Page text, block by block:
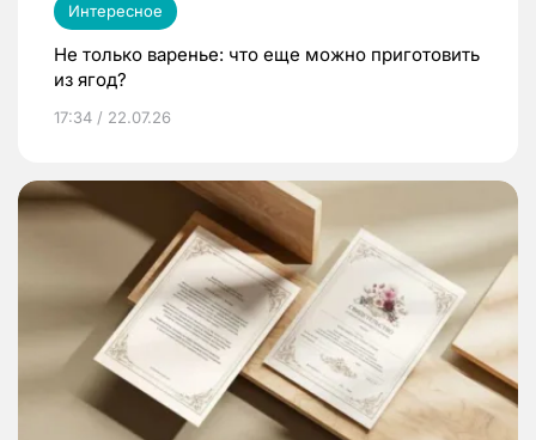
Интересное
Не только варенье: что еще можно приготовить
из ягод?
17:34 / 22.07.26